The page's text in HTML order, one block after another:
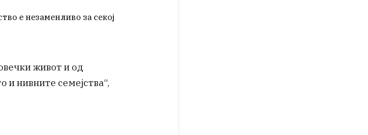
е незаменливо за секој
живот и од
и нивните семејства“,